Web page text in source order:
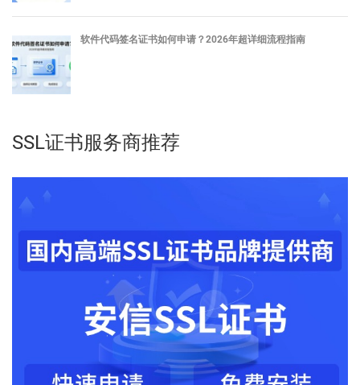
软件代码签名证书如何申请？2026年超详细流程指南
SSL证书服务商推荐